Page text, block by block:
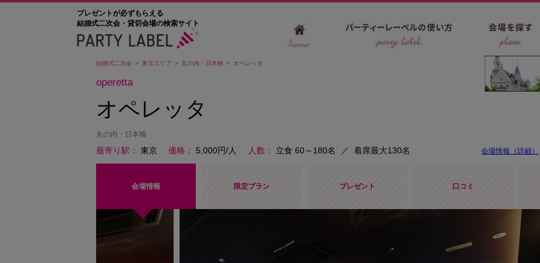
プレゼントが必ずもらえる
結婚式二次会・貸切会場の検索サイト
結婚式二次会 東京エリア 丸の内・日本橋 オペレッタ
operetta
オペレッタ
丸の内・日本橋
最寄り駅 東京 価格 5,000円/人 人数 立食 60～180名 ／ 着席最大130名 会場情報（詳細）
会場情報 限定プラン プレゼント 口コミ